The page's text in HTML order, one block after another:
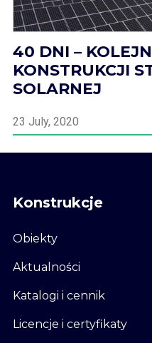
40 DNI –
KONSTRUKCJI
SOLARNEJ
23 July, 2020
Konstrukcje
Obiekty
Aktualności
Katalogi i cennik
Licencje i certyfikaty